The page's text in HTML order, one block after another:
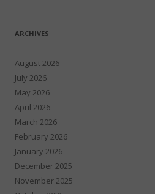
ARCHIVES
August 2026
July 2026
May 2026
April 2026
March 2026
February 2026
January 2026
December 2025
November 2025